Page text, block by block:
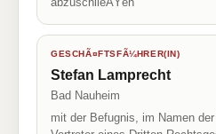
GESCHÃ¤FTSFÃ¼HRER(IN)
Stefan Lamprecht
Bad Nauheim
mit der Befugnis, im Namen